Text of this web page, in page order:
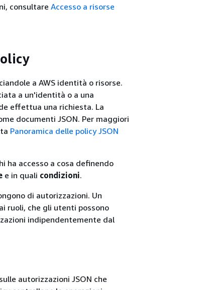
consultare Accesso a risorse
a AWS identità o risorse.
a un'identità o a una
effettua una richiesta. La
documenti JSON. Per maggiori
Panoramica delle policy JSON
ha accesso a cosa definendo
e in quali condizioni.
di autorizzazioni. Un
ruoli, che gli utenti possono
indipendentemente dal
autorizzazioni JSON che